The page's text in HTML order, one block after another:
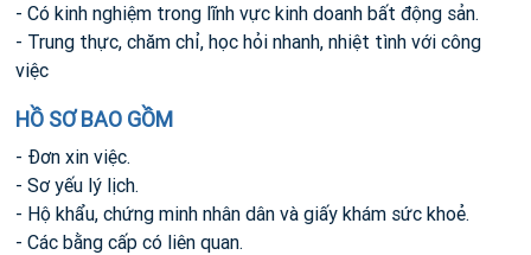
- Có kinh nghiệm trong lĩnh vực kinh doanh bất động sản.
- Trung thực, chăm chỉ, học hỏi nhanh, nhiệt tình với công
việc
HỒ SƠ BAO GỒM
- Đơn xin việc.
- Sơ yếu lý lịch.
- Hộ khẩu, chứng minh nhân dân và giấy khám sức khoẻ.
- Các bằng cấp có liên quan.